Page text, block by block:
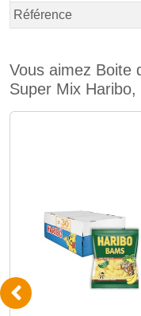
Référence
Vous aimez Boite
Super Mix